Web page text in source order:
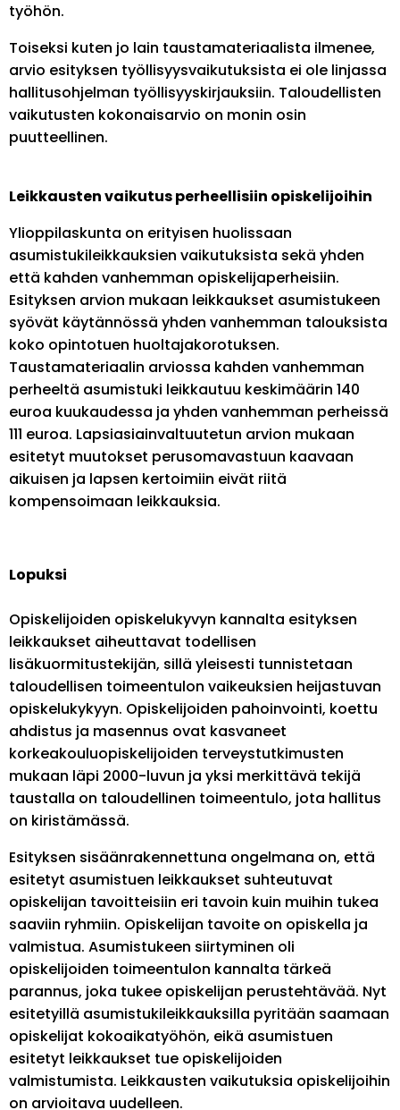
työhön.
Toiseksi kuten jo lain taustamateriaalista ilmenee,
arvio esityksen työllisyysvaikutuksista ei ole linjassa
hallitusohjelman työllisyyskirjauksiin. Taloudellisten
vaikutusten kokonaisarvio on monin osin
puutteellinen.
Leikkausten vaikutus perheellisiin opiskelijoihin
Ylioppilaskunta on erityisen huolissaan
asumistukileikkauksien vaikutuksista sekä yhden
että kahden vanhemman opiskelijaperheisiin.
Esityksen arvion mukaan leikkaukset asumistukeen
syövät käytännössä yhden vanhemman talouksista
koko opintotuen huoltajakorotuksen.
Taustamateriaalin arviossa kahden vanhemman
perheeltä asumistuki leikkautuu keskimäärin 140
euroa kuukaudessa ja yhden vanhemman perheissä
111 euroa. Lapsiasiainvaltuutetun arvion mukaan
esitetyt muutokset perusomavastuun kaavaan
aikuisen ja lapsen kertoimiin eivät riitä
kompensoimaan leikkauksia.
Lopuksi
Opiskelijoiden opiskelukyvyn kannalta esityksen
leikkaukset aiheuttavat todellisen
lisäkuormitustekijän, sillä yleisesti tunnistetaan
taloudellisen toimeentulon vaikeuksien heijastuvan
opiskelukykyyn. Opiskelijoiden pahoinvointi, koettu
ahdistus ja masennus ovat kasvaneet
korkeakouluopiskelijoiden terveystutkimusten
mukaan läpi 2000-luvun ja yksi merkittävä tekijä
taustalla on taloudellinen toimeentulo, jota hallitus
on kiristämässä.
Esityksen sisäänrakennettuna ongelmana on, että
esitetyt asumistuen leikkaukset suhteutuvat
opiskelijan tavoitteisiin eri tavoin kuin muihin tukea
saaviin ryhmiin. Opiskelijan tavoite on opiskella ja
valmistua. Asumistukeen siirtyminen oli
opiskelijoiden toimeentulon kannalta tärkeä
parannus, joka tukee opiskelijan perustehtävää. Nyt
esitetyillä asumistukileikkauksilla pyritään saamaan
opiskelijat kokoaikatyöhön, eikä asumistuen
esitetyt leikkaukset tue opiskelijoiden
valmistumista. Leikkausten vaikutuksia opiskelijoihin
on arvioitava uudelleen.